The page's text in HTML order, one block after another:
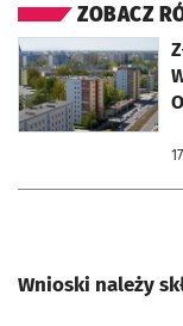
ZOBACZ
otworzy się w nowej
Wnioski należy